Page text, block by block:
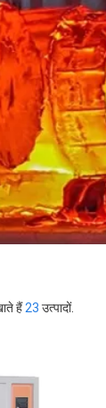
हैं23 उत्पादों.